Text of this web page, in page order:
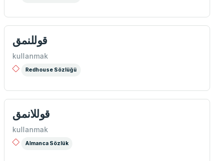
قوللنمق
kullanmak
Redhouse Sözlüğü
قوللانمق
kullanmak
Almanca Sözlük